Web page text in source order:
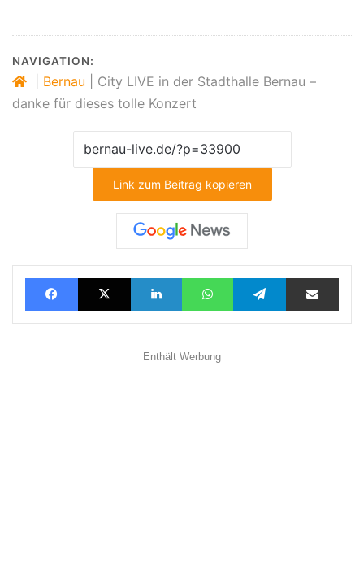
NAVIGATION:
Bernau
City LIVE in der Stadthalle Bernau –
danke für dieses tolle Konzert
Link zum Beitrag kopieren
FacebookX LinkedInWhatsAppTelegramTeilen via E-Mail
Enthält Werbung